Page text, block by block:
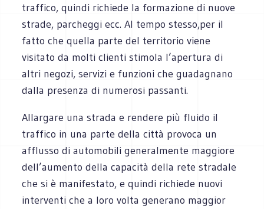
traffico, quindi richiede la formazione di nuove
strade, parcheggi ecc. Al tempo stesso,per il
fatto che quella parte del territorio viene
visitato da molti clienti stimola l’apertura di
altri negozi, servizi e funzioni che guadagnano
dalla presenza di numerosi passanti.
Allargare una strada e rendere più fluido il
traffico in una parte della città provoca un
afflusso di automobili generalmente maggiore
dell’aumento della capacità della rete stradale
che si è manifestato, e quindi richiede nuovi
interventi che a loro volta generano maggior